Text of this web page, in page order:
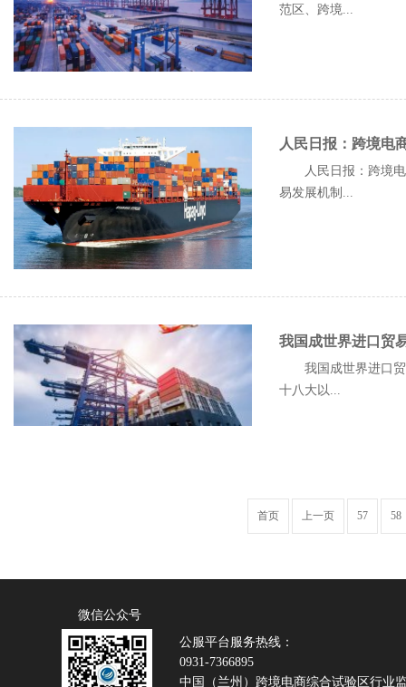
范区、跨境...
人民日报：跨境电
人民日报：跨境
易发展机制...
我国成世界进口贸
我国成世界进口
十八大以...
首页 上一页 57 58
微信公众号
公服平台服务热线：
0931-7366895
中国（兰州）跨境电商综合试验区行业